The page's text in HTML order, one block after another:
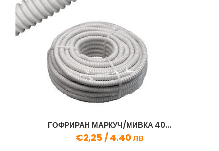
ГОФРИРАН МАРКУЧ/МИВКА 40...
€2,25 / 4.40 лв